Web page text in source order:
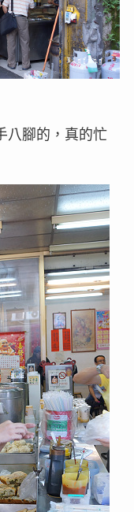
八腳的，真的忙